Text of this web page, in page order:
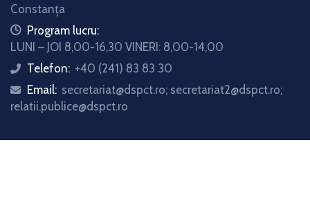
Constanța
iconProgram lucru:
LUNI – JOI 8,00-16,30 VINERI: 8,00-14,00
icon
Telefon: +40 (241) 83 83 30
icon
Email: secretariat@dspct.ro; secretariat2@dspct.ro;
relatii.publice@dspct.ro